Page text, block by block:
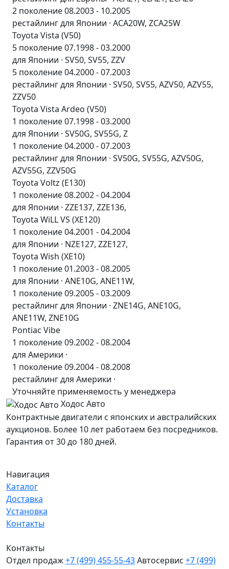
2 поколение 08.2003 - 10.2005
рестайлинг для Японии · ACA20W, ZCA25W
Toyota Vista (V50)
5 поколение 07.1998 - 03.2000
для Японии · SV50, SV55, ZZV
5 поколение 04.2000 - 07.2003
рестайлинг для Японии · SV50, SV55, AZV50, AZV55,
ZZV50
Toyota Vista Ardeo (V50)
1 поколение 07.1998 - 03.2000
для Японии · SV50G, SV55G, Z
1 поколение 04.2000 - 07.2003
рестайлинг для Японии · SV50G, SV55G, AZV50G,
AZV55G, ZZV50G
Toyota Voltz (E130)
1 поколение 08.2002 - 04.2004
для Японии · ZZE137, ZZE136,
Toyota WiLL VS (XE120)
1 поколение 04.2001 - 04.2004
для Японии · NZE127, ZZE127,
Toyota Wish (XE10)
1 поколение 01.2003 - 08.2005
для Японии · ANE10G, ANE11W,
1 поколение 09.2005 - 03.2009
рестайлинг для Японии · ZNE14G, ANE10G,
ANE11W, ZNE10G
Pontiac Vibe
1 поколение 09.2002 - 08.2004
для Америки ·
1 поколение 09.2004 - 08.2008
рестайлинг для Америки ·
Уточняйте применяемость у менеджера
Ходос Авто
Контрактные двигатели с японских и австралийских
аукционов. Более 10 лет работаем без посредников.
Гарантия от 30 до 180 дней.
Навигация
Каталог
Доставка
Установка
Контакты
Контакты
Отдел продаж+7 (499) 455-55-43Автосервис +7 (499)